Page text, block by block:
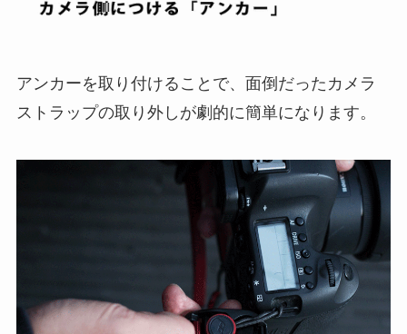
アンカーを取り付けることで、面倒だったカメラ
ストラップの取り外しが劇的に簡単になります。